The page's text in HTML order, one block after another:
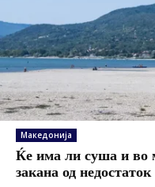
Македонија
Ќе има ли суша и во
закана од недостаток